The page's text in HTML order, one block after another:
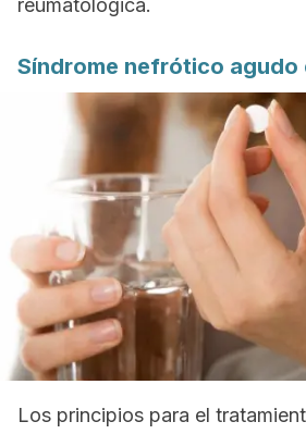
reumatológica.
Síndrome nefrótico agudo
Los principios para el